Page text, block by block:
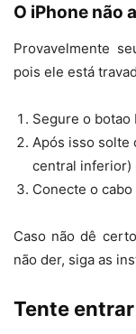
O iPhone não
Provavelmente
pois ele está
Segure o botao
Após isso solte
central inferior)
Conecte o
Caso não dê
não der, siga as
Tente entrar